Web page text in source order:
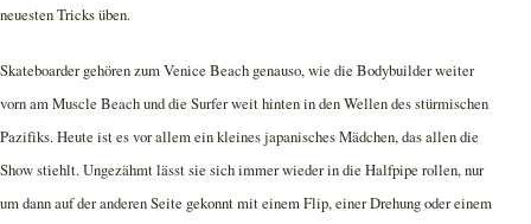
neuesten Tricks üben.
Skateboarder gehören zum Venice Beach genauso, wie die Bodybuilder weiter
vorn am Muscle Beach und die Surfer weit hinten in den Wellen des stürmischen
Pazifiks. Heute ist es vor allem ein kleines japanisches Mädchen, das allen die
Show stiehlt. Ungezähmt lässt sie sich immer wieder in die Halfpipe rollen, nur
um dann auf der anderen Seite gekonnt mit einem Flip, einer Drehung oder einem